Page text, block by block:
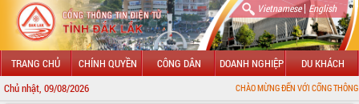
Vietnamese| English
TRANG CHỦ CHÍNH QUYỀN CÔNG DÂN DOANH NGHIỆP DU KHÁCH
Chủ nhật, 09/08/2026 CHÀO MỪNG ĐẾN VỚI CỔNG THÔNG TIN ĐIỆN